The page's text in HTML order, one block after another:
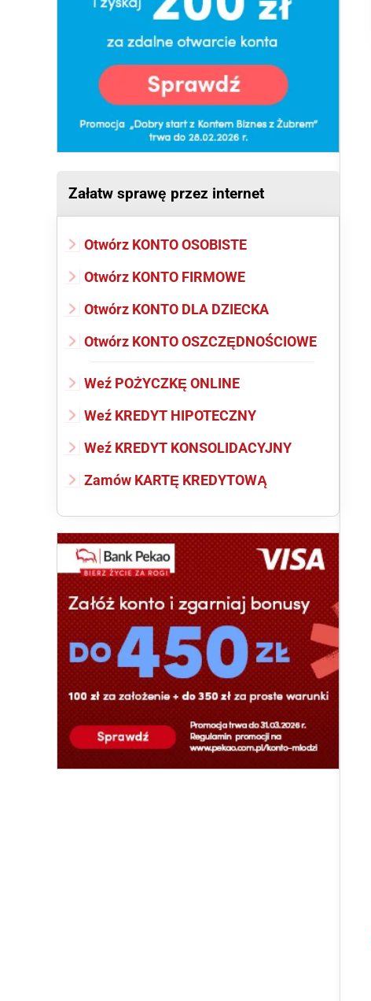
Załatw sprawę przez internet
Otwórz KONTO OSOBISTE
Otwórz KONTO FIRMOWE
Otwórz KONTO DLA DZIECKA
Otwórz KONTO OSZCZĘDNOŚCIOWE
Weź POŻYCZKĘ ONLINE
Weź KREDYT HIPOTECZNY
Weź KREDYT KONSOLIDACYJNY
Zamów KARTĘ KREDYTOWĄ